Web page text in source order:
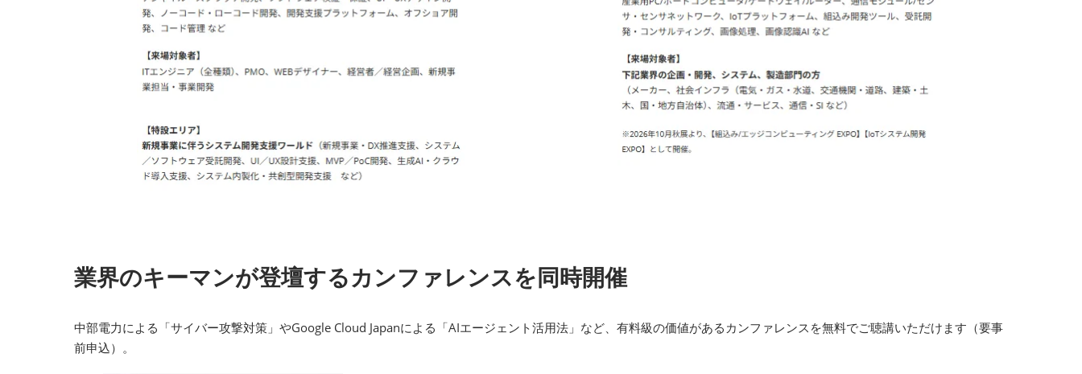
業界のキーマンが登壇するカンファレンスを同時開催
中部電力による「サイバー攻撃対策」やGoogle Cloud Japanによる「AIエージェント活用法」など、有料級の価値があるカンファレンスを無料でご聴講いただけます（要事
前申込）。